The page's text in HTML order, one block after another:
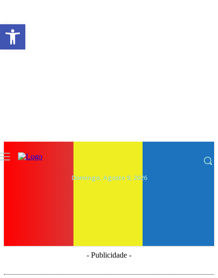
Domingo, Agosto 9, 2026
- Publicidade -
Abrir a barra de ferramentas